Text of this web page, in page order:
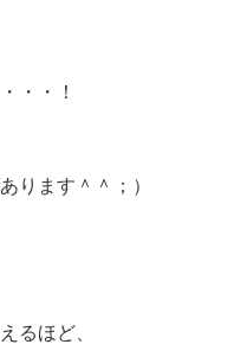
・・！
ります＾＾；）
るほど、